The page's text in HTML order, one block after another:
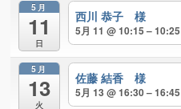
5月
11
日
西川 恭子 様
5月 11 @ 10:15 – 10:25
5月
13
火
佐藤 結香 様
5月 13 @ 16:30 – 16:45